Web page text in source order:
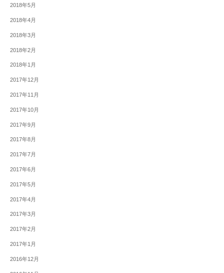
2018年5月
2018年4月
2018年3月
2018年2月
2018年1月
2017年12月
2017年11月
2017年10月
2017年9月
2017年8月
2017年7月
2017年6月
2017年5月
2017年4月
2017年3月
2017年2月
2017年1月
2016年12月